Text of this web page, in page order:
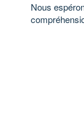
Nous